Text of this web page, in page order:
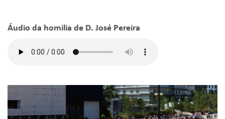
Áudio da homilia de D. José Pereira